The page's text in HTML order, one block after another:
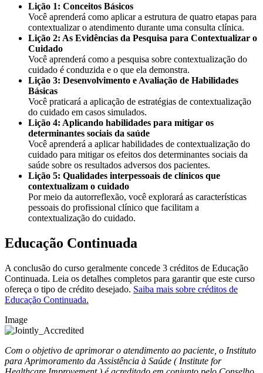
Lição 1: Conceitos Básicos
Você aprenderá como aplicar a estrutura de quatro etapas para
contextualizar o atendimento durante uma consulta clínica.
Lição 2: As Evidências da Pesquisa para Contextualizar o
Cuidado
Você aprenderá como a pesquisa sobre contextualização do
cuidado é conduzida e o que ela demonstra.
Lição 3: Desenvolvimento e Avaliação de Habilidades
Básicas
Você praticará a aplicação de estratégias de contextualização
do cuidado em casos simulados.
Lição 4: Aplicando habilidades para mitigar os
determinantes sociais da saúde
Você aprenderá a aplicar habilidades de contextualização do
cuidado para mitigar os efeitos dos determinantes sociais da
saúde sobre os resultados adversos dos pacientes.
Lição 5: Qualidades interpessoais de clínicos que
contextualizam o cuidado
Por meio da autorreflexão, você explorará as características
pessoais do profissional clínico que facilitam a
contextualização do cuidado.
Educação Continuada
A conclusão do curso geralmente concede 3 créditos de Educação
Continuada. Leia os detalhes completos para garantir que este curso
ofereça o tipo de crédito desejado. Saiba mais sobre créditos de
Educação Continuada.
Image
Com o objetivo de aprimorar o atendimento ao paciente, o Instituto
para Aprimoramento da Assistência à Saúde ( Institute for